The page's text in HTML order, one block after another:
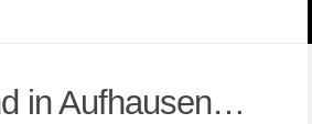
in Aufhausen…